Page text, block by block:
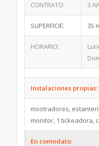
CONTRATO: 3
SUPERFICIE: 35
HORARIO:
Instalaciones propias:
mostradores,
monitor, 1 tickeadora,
En comodato: